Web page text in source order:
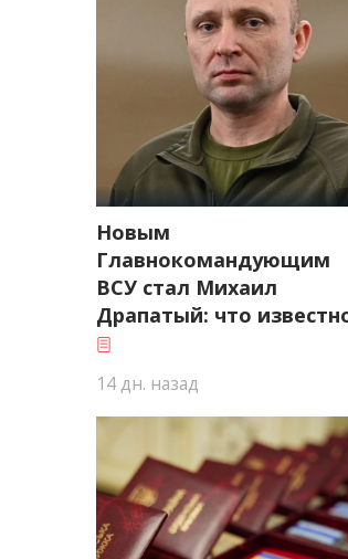
Новым
Главнокомандующим
ВСУ стал Михаил
Драпатый: что
14 дн. назад